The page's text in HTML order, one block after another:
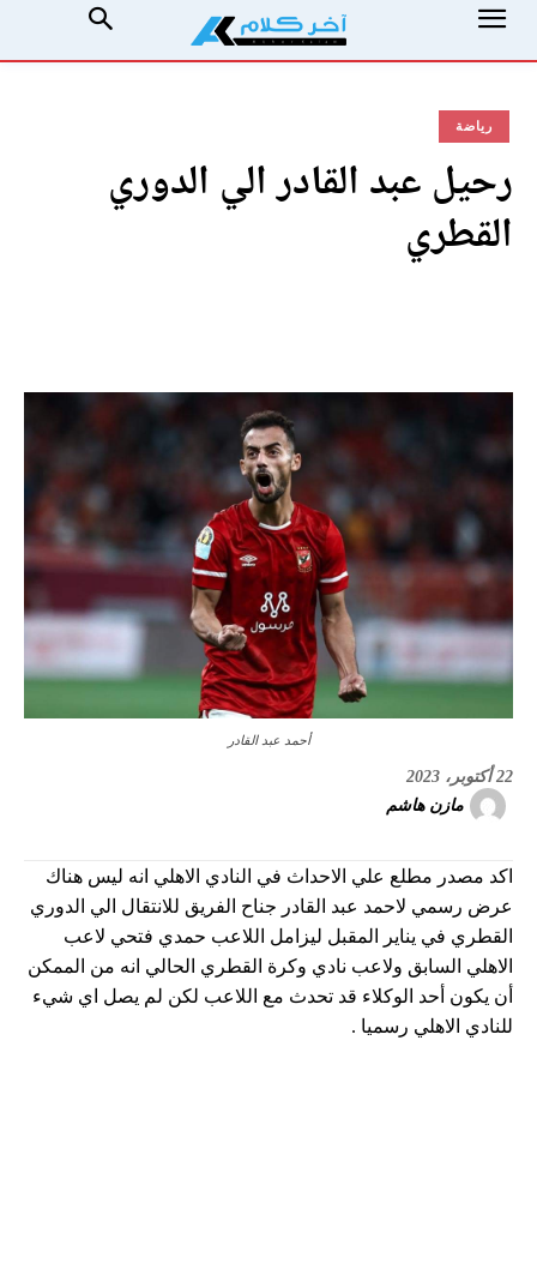
رياضة
رحيل عبد القادر الي الدوري
القطري
أحمد عبد القادر
22 أكتوبر، 2023
مازن هاشم
اكد مصدر مطلع علي الاحداث في النادي الاهلي انه ليس هناك
عرض رسمي لاحمد عبد القادر جناح الفريق للانتقال الي الدوري
القطري في يناير المقبل ليزامل اللاعب حمدي فتحي لاعب
الاهلي السابق ولاعب نادي وكرة القطري الحالي انه من الممكن
أن يكون أحد الوكلاء قد تحدث مع اللاعب لكن لم يصل اي شيء
للنادي الاهلي رسميا .